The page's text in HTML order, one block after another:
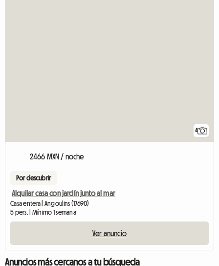
4
2466 MXN / noche
Por descubrir
Alquilar casa con jardín junto al mar
Casa entera | Angoulins (17690)
5 pers. | Mínimo 1 semana
Ver anuncio
Anuncios más cercanos a tu búsqueda